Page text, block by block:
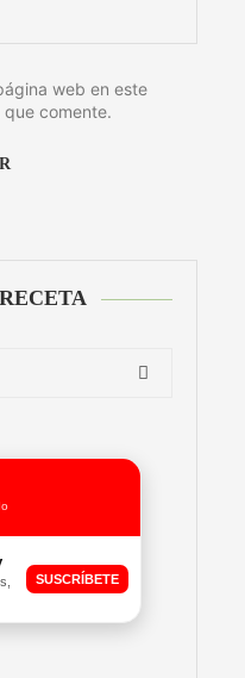
web en este
comente.
SUSCRÍBETE